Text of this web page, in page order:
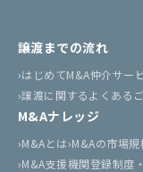
譲渡までの流れ
はじめてM&A仲介サー
譲渡に関するよくある
M&Aナレッジ
M&Aとは M&Aの市場規
M&A支援機関登録制度